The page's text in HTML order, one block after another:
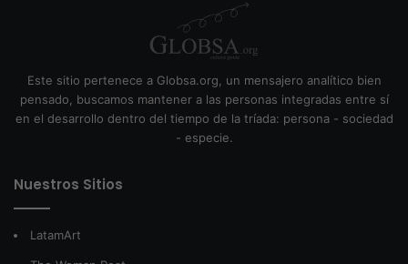
Este sitio pertenece a Globsa.org, un mensajero analítico bien
pensado, buscamos mantener a las personas integradas entre sí
en el desarrollo dentro del tiempo de la tríada: persona - sociedad
- especie.
Nuestros Sitios
LatamArt